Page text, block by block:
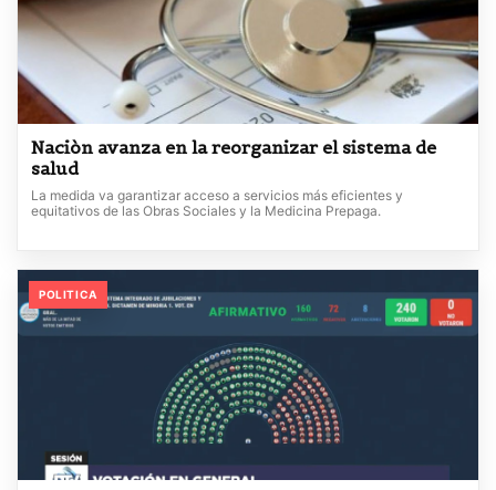
Naciòn avanza en la reorganizar el sistema de
salud
La medida va garantizar acceso a servicios más eficientes y
equitativos de las Obras Sociales y la Medicina Prepaga.
POLITICA